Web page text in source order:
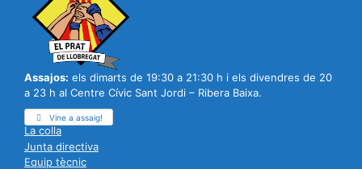
Assajos: els dimarts de 19:30 a 21:30 h i els divendres de 20
a 23 h al Centre Cívic Sant Jordi – Ribera Baixa.
Vine a assaig!
La colla
Junta directiva
Equip tècnic